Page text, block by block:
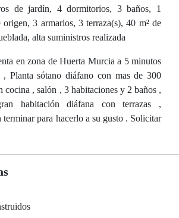
de jardín, 4 dormitorios, 3 baños, 1
origen, 3 armarios, 3 terraza(s), 40 m² de
alta suministros realizada
en zona de Huerta Murcia a 5 minutos
Planta sótano diáfano con mas de 300
cocina , salón , 3 habitaciones y 2 baños ,
habitación diáfana con terrazas ,
terminar para hacerlo a su gusto . Solicitar